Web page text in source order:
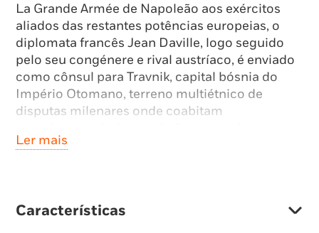
La Grande Armée de Napoleão aos exércitos
aliados das restantes potências europeias, o
diplomata francês Jean Daville, logo seguido
pelo seu congénere e rival austríaco, é enviado
como cônsul para Travnik, capital bósnia do
Império Otomano, terreno multiétnico de
disputas milenares onde coabitam
Nesta pequena cidade perdida nos montes,
perante a desconfiança de uma comunidade
Ler mais
Características